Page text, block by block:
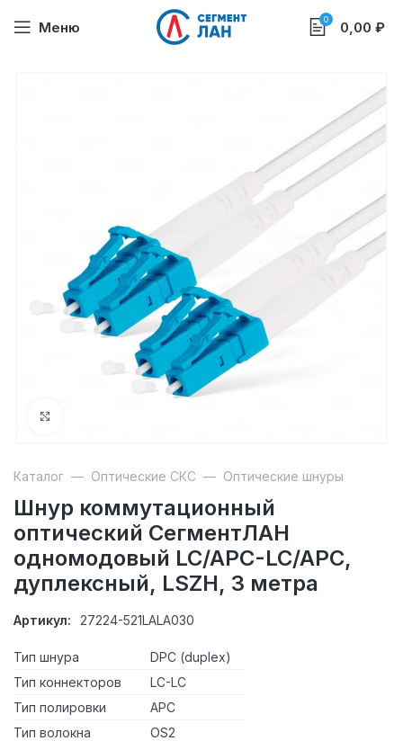
Меню 0 0,00 ₽
Каталог — Оптические СКС — Оптические шнуры
Шнур коммутационный
оптический СегментЛАН
одномодовый LC/APC-LC/APC,
дуплексный, LSZH, 3 метра
Артикул: 27224-521LALA030
Тип шнура
DPC (duplex)
Тип коннекторов
LC-LC
Тип полировки
APC
Тип волокна
OS2